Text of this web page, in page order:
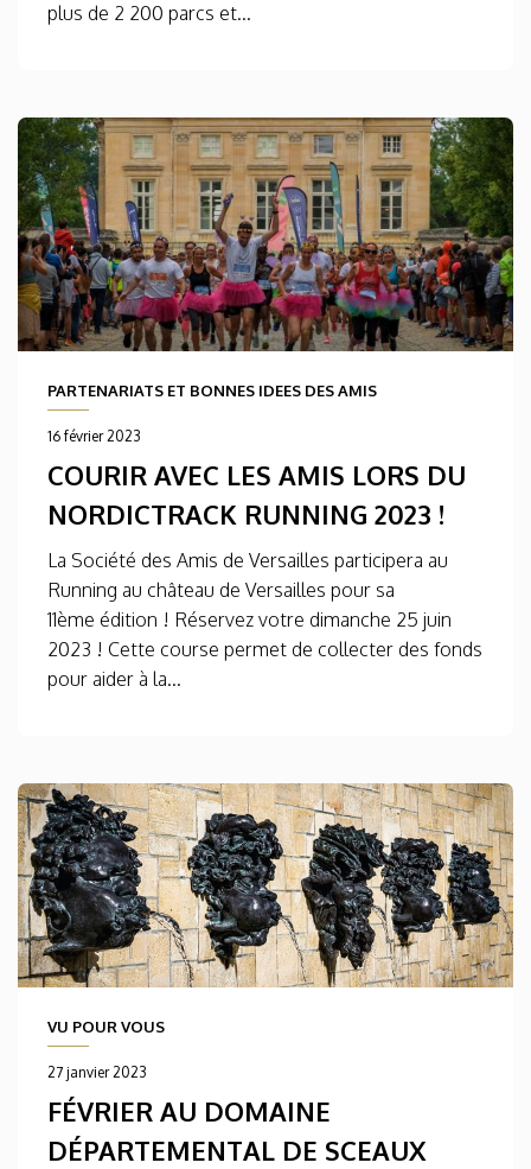
plus de 2 200 parcs et...
PARTENARIATS ET BONNES IDEES DES AMIS
16 février 2023
COURIR AVEC LES AMIS LORS DU
NORDICTRACK RUNNING 2023 !
La Société des Amis de Versailles participera au
Running au château de Versailles pour sa
11ème édition ! Réservez votre dimanche 25 juin
2023 ! Cette course permet de collecter des fonds
pour aider à la...
VU POUR VOUS
27 janvier 2023
FÉVRIER AU DOMAINE
DÉPARTEMENTAL DE SCEAUX